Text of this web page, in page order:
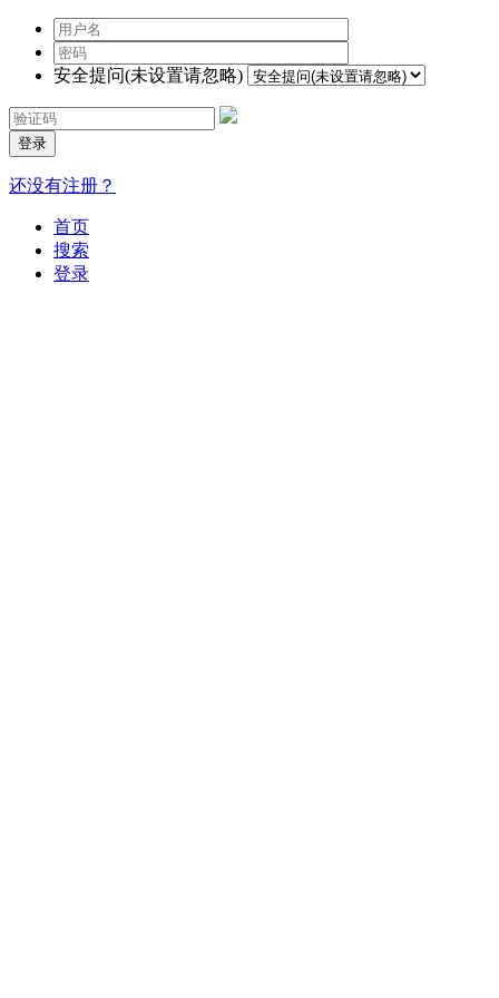
安全提问(未设置请忽略)
登录
还没有注册？
首页
搜索
登录